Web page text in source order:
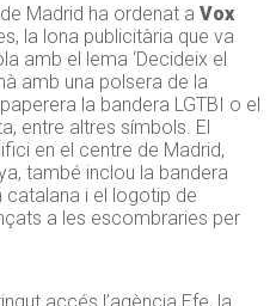
Madrid ha ordenat aVox
la lona publicitària que va
amb el lema ‘Decideix el
amb una polsera de la
la bandera LGTBI o el
entre altres símbols. El
en el centre de Madrid,
també inclou la bandera
catalana i el logotip de
a les escombraries per